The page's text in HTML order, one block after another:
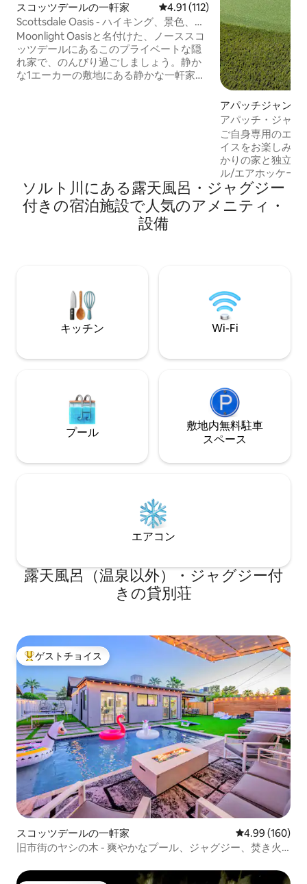
スコッツデールの一軒家 レビュー112件、5つ星中4.91つ
4.91 (112)
Scottsdale Oasis - ハイキング、景色、フ
ァミリー＆ペットOK
Moonlight Oasisと名付けた、ノーススコ
ッツデールにあるこのプライベートな隠
れ家で、のんびり過ごしましょう。静か
な1エーカーの敷地にある静かな一軒家
楽しみください。世界クラスのレストラ
ン、ゴルフ、ショッピング、ハイキン
グ、キアランド、TPCスコッツデール、
ウェストワールド、そして無限のアリゾ
ナのアドベンチャーまで数分。ペットや
アパッチジャンク
軒家
アパッチ・ジャン
の穴場！
ご自身専用のエン
イスをお楽しみください！
かりの家と独立した
ル/エアホッケー
テーブル、シャッ
ーム、2つの自撮
ル、6穴パッティ
分以内の場所にあります。
い、とてもリラッ
しみいただけるよ
たします。
ソルト川にある露天風呂・ジャグジー
付きの宿泊施設で人気のアメニティ・
設備
キッチン Wi-Fi
プール
敷地内無料駐⁠車
ス⁠ペ⁠ー⁠ス
エアコン
露天風呂（温泉以外）・ジャグジー付
きの貸別荘
大好評のゲストチョイスです。
ゲストチョイス
スコッツデールの一軒家 レビュー160
4.99 (160)
旧市街のヤシの木 - 爽やかなプール、ジャグジー、焚き火